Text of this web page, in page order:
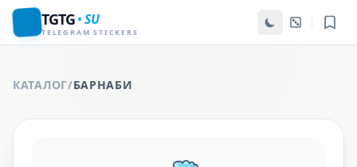
TGTG SU
TELEGRAM STICKERS
КАТАЛОГ/БАРНАБИ